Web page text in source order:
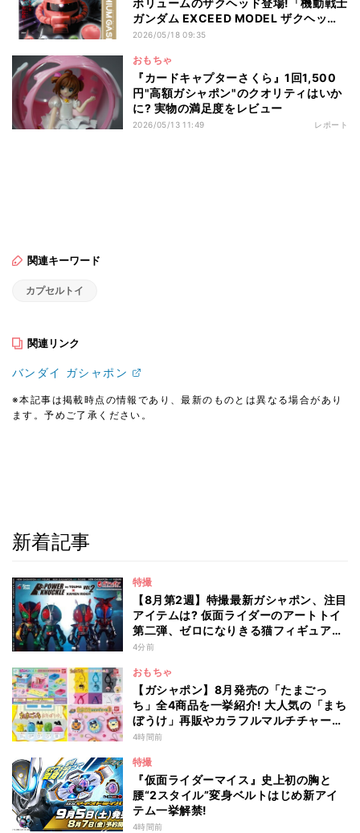
ボリュームのザクヘッド登場!「機動戦士
ガンダム EXCEED MODEL ザクヘッド
リブート１」
2026/05/18 09:35
おもちゃ
『カードキャプターさくら』1回1,500
円"高額ガシャポン"のクオリティはいか
に? 実物の満足度をレビュー
2026/05/13 11:49 レポート
関連キーワード
カプセルトイ
関連リンク
バンダイ ガシャポン
※本記事は掲載時点の情報であり、最新のものとは異なる場合があり
ます。予めご了承ください。
新着記事
特撮
【8月第2週】特撮最新ガシャポン、注目
アイテムは? 仮面ライダーのアートトイ
第二弾、ゼロになりきる猫フィギュアも
登場
4分前
おもちゃ
【ガシャポン】8月発売の「たまごっ
ち」全4商品を一挙紹介! 大人気の「まち
ぼうけ」再販やカラフルマルチチャーム
新作が登場
4時間前
特撮
『仮面ライダーマイス』史上初の胸と
腰“2スタイル”変身ベルトはじめ新アイ
テム一挙解禁!
4時間前